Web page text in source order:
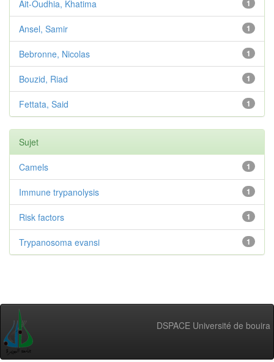
1
Ait-Oudhia, Khatima
1
Ansel, Samir
1
Bebronne, Nicolas
1
Bouzid, Riad
1
Fettata, Said
Sujet
1
Camels
1
Immune trypanolysis
1
Risk factors
1
Trypanosoma evansi
DSPACE Université de bouira